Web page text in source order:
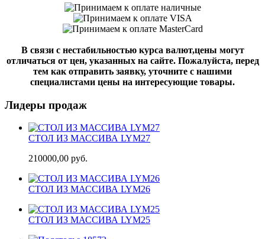
В связи с нестабильностью курса валют,цены могут
отличаться от цен, указанных на сайте. Пожалуйста, перед
тем как отправить заявку, уточните с нашими
специалистами цены на интересующие товары.
Лидеры продаж
СТОЛ ИЗ МАССИВА LYM27
210000,00 руб.
СТОЛ ИЗ МАССИВА LYM26
СТОЛ ИЗ МАССИВА LYM25